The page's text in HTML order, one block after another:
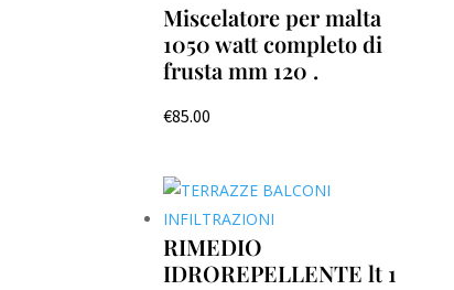
Miscelatore per malta
1050 watt completo di
frusta mm 120 .
€85.00
RIMEDIO
IDROREPELLENTE lt 1